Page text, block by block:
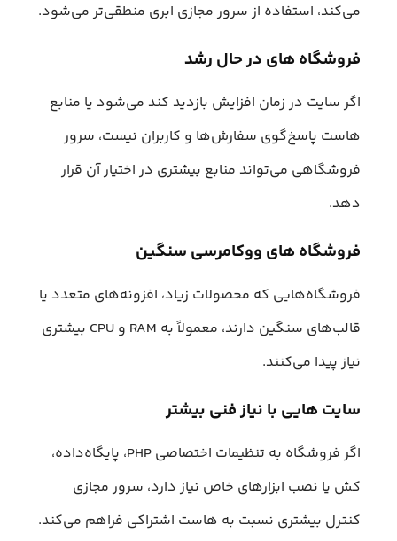
می‌کند، استفاده از سرور مجازی ابری منطقی‌تر می‌شود.
فروشگاه‌ های در حال رشد
اگر سایت در زمان افزایش بازدید کند می‌شود یا منابع
هاست پاسخ‌گوی سفارش‌ها و کاربران نیست، سرور
فروشگاهی می‌تواند منابع بیشتری در اختیار آن قرار
دهد.
فروشگاه‌ های ووکامرسی سنگین
فروشگاه‌هایی که محصولات زیاد، افزونه‌های متعدد یا
قالب‌های سنگین دارند، معمولاً به RAM و CPU بیشتری
نیاز پیدا می‌کنند.
سایت‌ هایی با نیاز فنی بیشتر
اگر فروشگاه به تنظیمات اختصاصی PHP، پایگاه‌داده،
کش یا نصب ابزارهای خاص نیاز دارد، سرور مجازی
کنترل بیشتری نسبت به هاست اشتراکی فراهم می‌کند.